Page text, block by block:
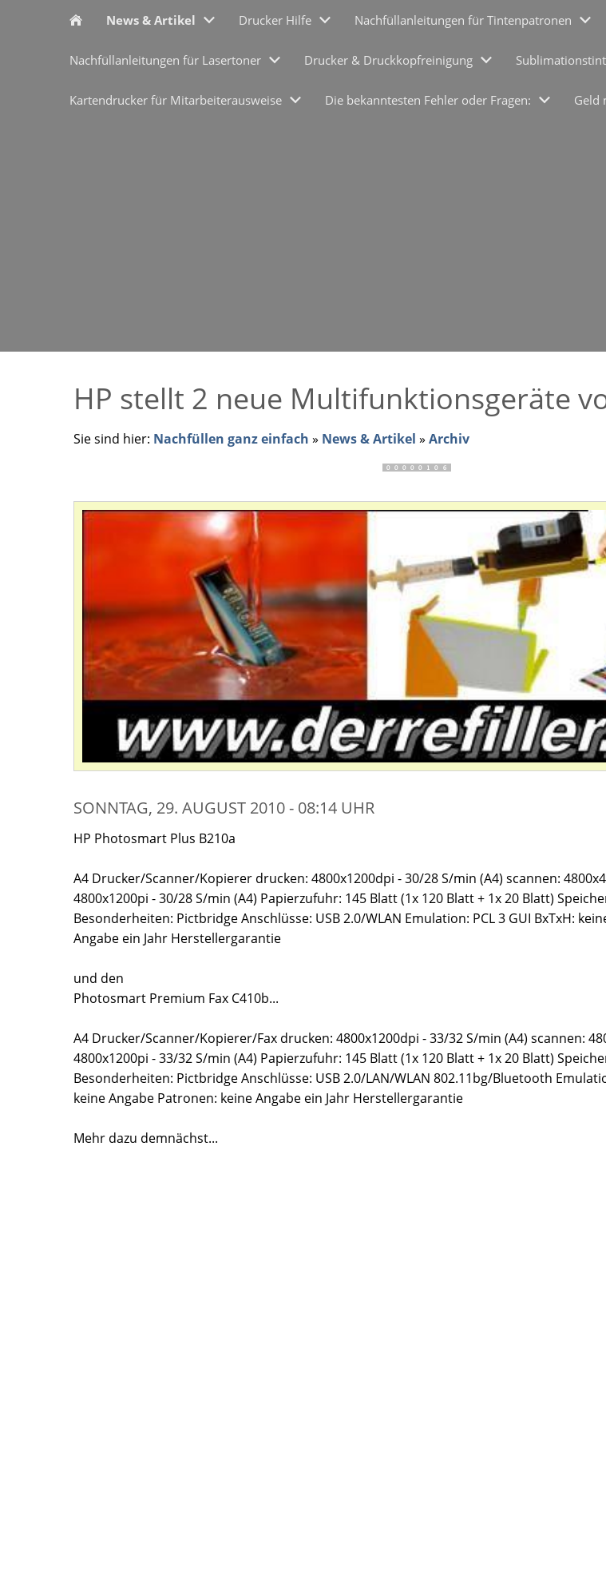
News & Artikel Drucker Hilfe Nachfüllanleitungen für Tintenpatronen
Nachfüllanleitungen für Lasertoner Drucker & Druckkopfreinigung
Kartendrucker für Mitarbeiterausweise Die bekanntesten Fehler oder Fragen: Geld
HP stellt 2 neue Multifunktionsgeräte
Sie sind hier: Nachfüllen ganz einfach » News & Artikel » Archiv
SONNTAG, 29. AUGUST 2010 - 08:14 UHR
HP Photosmart Plus B210a
A4 Drucker/Scanner/Kopierer drucken: 4800x1200dpi - 30/28 S/min (A4) scannen:
4800x1200pi - 30/28 S/min (A4) Papierzufuhr: 145 Blatt (1x 120 Blatt + 1x 20 Blatt)
Besonderheiten: Pictbridge Anschlüsse: USB 2.0/WLAN Emulation: PCL 3 GUI BxTxH:
Angabe ein Jahr Herstellergarantie
und den
Photosmart Premium Fax C410b...
A4 Drucker/Scanner/Kopierer/Fax drucken: 4800x1200dpi - 33/32 S/min (A4) scannen:
4800x1200pi - 33/32 S/min (A4) Papierzufuhr: 145 Blatt (1x 120 Blatt + 1x 20 Blatt)
Besonderheiten: Pictbridge Anschlüsse: USB 2.0/LAN/WLAN 802.11bg/Bluetooth
keine Angabe Patronen: keine Angabe ein Jahr Herstellergarantie
Mehr dazu demnächst...